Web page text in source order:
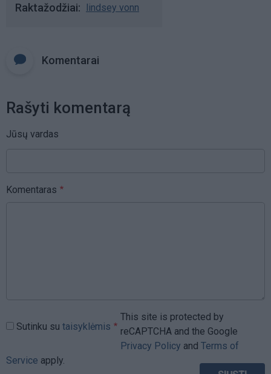
Raktažodžiai lindsey vonn
Komentarai
Rašyti komentarą
Jūsų vardas
Komentaras
Sutinku su taisyklėmis
This site is protected by
reCAPTCHA and the Google
Privacy Policy and Terms of
Service apply.